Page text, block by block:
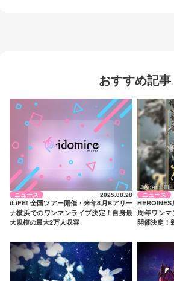
おすすめ記事
ニュース 2025.08.28
iLiFE! 全国ツアー開催・来年8月Kアリー
ナ横浜でのワンマンライブ決定！自身最
大規模の最大2万人収容
©AdamLilith
ニュース
周年ワン
開催決定！